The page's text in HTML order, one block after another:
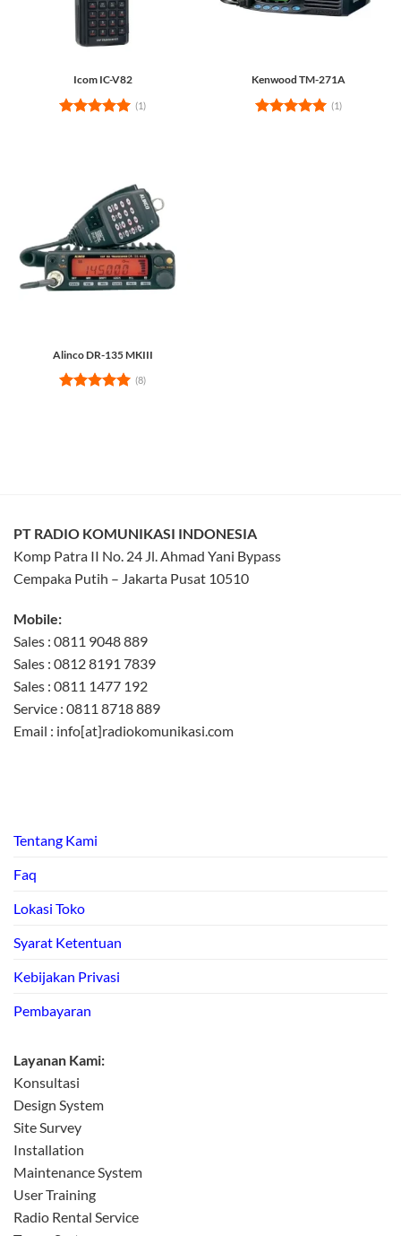
Icom IC-V82
(1)
Kenwood TM-271A
(1)
Alinco DR-135 MKIII
(8)
PT RADIO KOMUNIKASI INDONESIA
Komp Patra II No. 24 Jl. Ahmad Yani Bypass
Cempaka Putih – Jakarta Pusat 10510
Mobile:
Sales : 0811 9048 889
Sales : 0812 8191 7839
Sales : 0811 1477 192
Service : 0811 8718 889
Email : info[at]radiokomunikasi.com
Tentang Kami
Faq
Lokasi Toko
Syarat Ketentuan
Kebijakan Privasi
Pembayaran
Layanan Kami:
Konsultasi
Design System
Site Survey
Installation
Maintenance System
User Training
Radio Rental Service